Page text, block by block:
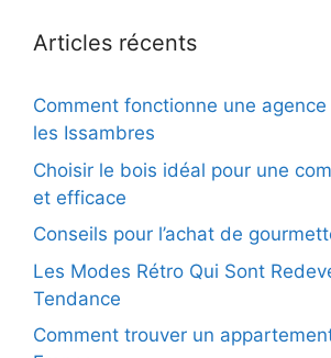
Articles récents
Comment fonctionne une
les Issambres
Choisir le bois idéal pour une
et efficace
Conseils pour l’achat de
Les Modes Rétro Qui Sont
Tendance
Comment trouver un